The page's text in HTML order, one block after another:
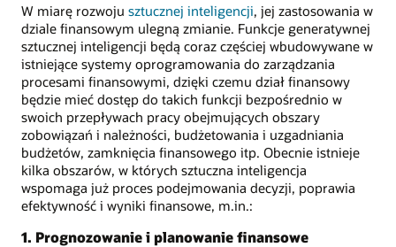
W miarę rozwoju sztucznej inteligencji, jej zastosowania w
dziale finansowym ulegną zmianie. Funkcje generatywnej
sztucznej inteligencji będą coraz częściej wbudowywane w
istniejące systemy oprogramowania do zarządzania
procesami finansowymi, dzięki czemu dział finansowy
będzie mieć dostęp do takich funkcji bezpośrednio w
swoich przepływach pracy obejmujących obszary
zobowiązań i należności, budżetowania i uzgadniania
budżetów, zamknięcia finansowego itp. Obecnie istnieje
kilka obszarów, w których sztuczna inteligencja
wspomaga już proces podejmowania decyzji, poprawia
efektywność i wyniki finansowe, m.in.:
1. Prognozowanie i planowanie finansowe